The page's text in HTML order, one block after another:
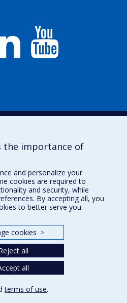
the importance of
and personalize your
cookies are required to
and security, while
By accepting all, you
to better serve you.
cookies >
all
all
terms of use.